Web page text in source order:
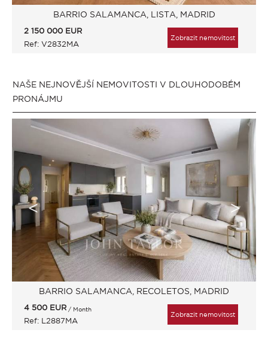
BARRIO SALAMANCA, LISTA, MADRID
2 150 000 EUR
Ref: V2832MA
Zobrazit nemovitost
NAŠE NEJNOVĚJŠÍ NEMOVITOSTI V DLOUHODOBÉM
PRONÁJMU
BARRIO SALAMANCA, RECOLETOS, MADRID
4 500 EUR / Month
Ref: L2887MA
Zobrazit nemovitost